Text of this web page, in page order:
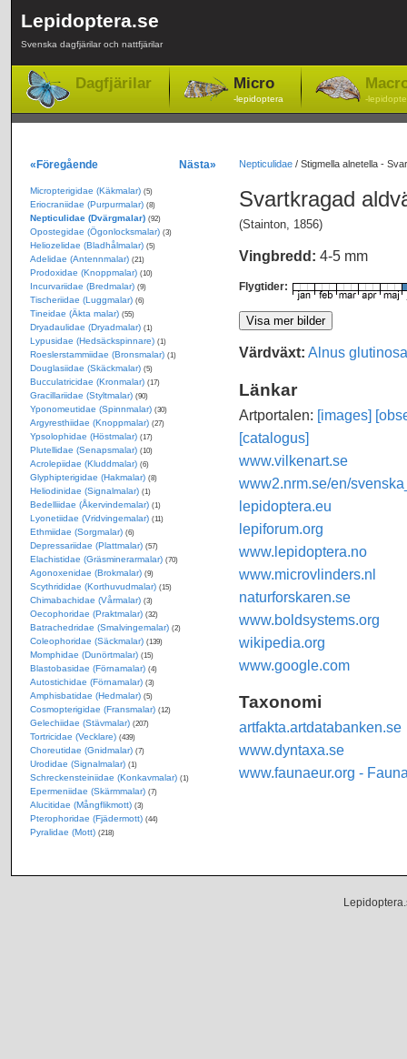
Lepidoptera.se
Svenska dagfjärilar och nattfjärilar
Dagfjärilar Micro
-lepidoptera -
Nepticulidae/ Stigmella alnetella -
Svartkragad
(Stainton, 1856)
Vingbredd: 4-5 mm
Flygtider:
Värdväxt: Alnus glutinosa
Länkar
Artportalen: [images]
[catalogus]
www.vilkenart.se
www2.nrm.se/en/
lepidoptera.eu
lepiforum.org
www.lepidoptera.no
www.microvlinders.nl
naturforskaren.se
www.boldsystems.org
wikipedia.org
www.google.com
Taxonomi
artfakta.artdatabanken.se
www.dyntaxa.se
www.faunaeur.org -
«Föregående Nästa»
Micropterigidae (Käkmalar) (5)
Eriocraniidae (Purpurmalar) (8)
Nepticulidae (Dvärgmalar) (92)
Opostegidae (Ögonlocksmalar) (3)
Heliozelidae (Bladhålmalar) (5)
Adelidae (Antennmalar) (21)
Prodoxidae (Knoppmalar) (10)
Incurvariidae (Bredmalar) (9)
Tischeriidae (Luggmalar) (6)
Tineidae (Äkta malar) (55)
Dryadaulidae (Dryadmalar) (1)
Lypusidae (Hedsäckspinnare) (1)
Roeslerstammiidae (Bronsmalar) (1)
Douglasiidae (Skäckmalar) (5)
Bucculatricidae (Kronmalar) (17)
Gracillariidae (Styltmalar) (90)
Yponomeutidae (Spinnmalar) (30)
Argyresthiidae (Knoppmalar) (27)
Ypsolophidae (Höstmalar) (17)
Plutellidae (Senapsmalar) (10)
Acrolepiidae (Kluddmalar) (6)
Glyphipterigidae (Hakmalar) (8)
Heliodinidae (Signalmalar) (1)
Bedelliidae (Åkervindemalar) (1)
Lyonetiidae (Vridvingemalar) (11)
Ethmiidae (Sorgmalar) (6)
Depressariidae (Plattmalar) (57)
Elachistidae (Gräsminerarmalar) (70)
Agonoxenidae (Brokmalar) (9)
Scythrididae (Korthuvudmalar) (15)
Chimabachidae (Vårmalar) (3)
Oecophoridae (Praktmalar) (32)
Batrachedridae (Smalvingemalar) (2)
Coleophoridae (Säckmalar) (139)
Momphidae (Dunörtmalar) (15)
Blastobasidae (Förnamalar) (4)
Autostichidae (Förnamalar) (3)
Amphisbatidae (Hedmalar) (5)
Cosmopterigidae (Fransmalar) (12)
Gelechiidae (Stävmalar) (207)
Tortricidae (Vecklare) (439)
Choreutidae (Gnidmalar) (7)
Urodidae (Signalmalar) (1)
Schreckensteiniidae (Konkavmalar) (1)
Epermeniidae (Skärmmalar) (7)
Alucitidae (Mångflikmott) (3)
Pterophoridae (Fjädermott) (44)
Pyralidae (Mott) (218)